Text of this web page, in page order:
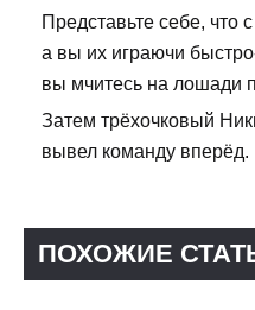
Представьте себе, что
а вы их играючи
вы мчитесь на лошади
Затем трёхочковый
вывел команду вперёд.
ПОХОЖИЕ